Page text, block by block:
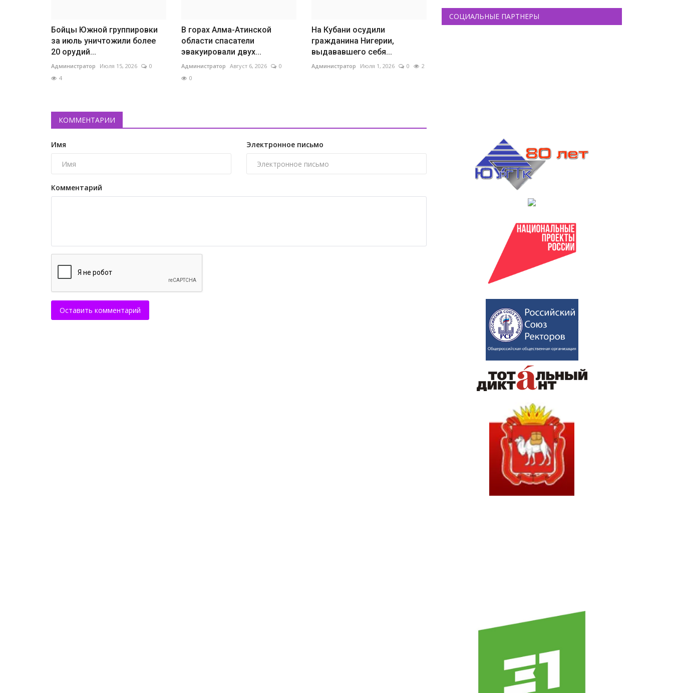
Бойцы Южной группировки
за июль уничтожили более
20 орудий...
Администратор Июля 15, 2026
0
4
В горах Алма-Атинской
области спасатели
эвакуировали двух...
Администратор Август 6, 2026
0
0
На Кубани осудили
гражданина Нигерии,
выдававшего себя...
Администратор Июля 1, 2026 0 2
КОММЕНТАРИИ
Имя Электронное письмо
Комментарий
Оставить комментарий
Новости Колледж TV 2024
Музыкальный фестиваль - когда
Ноябрь 19, 2024
Новости Колледж TV 2023
Новогоднее настроение
Январь 12, 2024 0 324
Новости Колледж TV 2016
СОЦИАЛЬНЫЕ ПАРТНЕРЫ